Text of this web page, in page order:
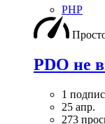
PHP
PDO не
1
25 апр.
273